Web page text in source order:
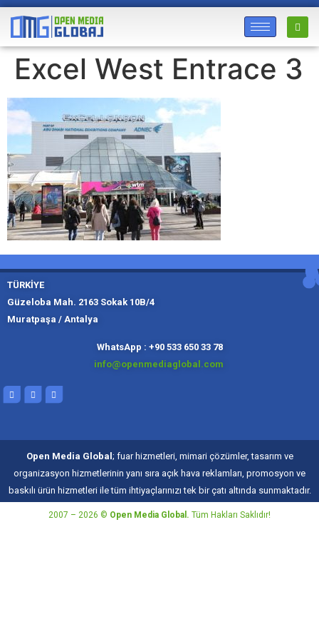
Excel West Entrace 3
TÜRKİYE
Güzeloba Mah. 2163 Sokak 10B/4
Muratpaşa / Antalya
WhatsApp : +90 533 650 33 78
info@openmediaglobal.com
Open Media Global ; fuar hizmetleri, mimari çözümler, tasarım ve
organizasyon hizmetlerinin yanı sıra açık hava reklamları, promosyon ve
baskılı ürün hizmetleri ile tüm ihtiyaçlarınızı tek bir çatı altında sunmaktadır.
2007 – 2026 © Open Media Global. Tüm Hakları Saklıdır!